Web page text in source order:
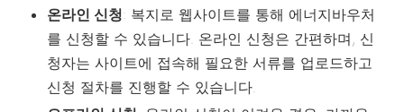
온라인 신청: 복지로 웹사이트를 통해 에너지바우처
를 신청할 수 있습니다. 온라인 신청은 간편하며, 신
청자는 사이트에 접속해 필요한 서류를 업로드하고
신청 절차를 진행할 수 있습니다.